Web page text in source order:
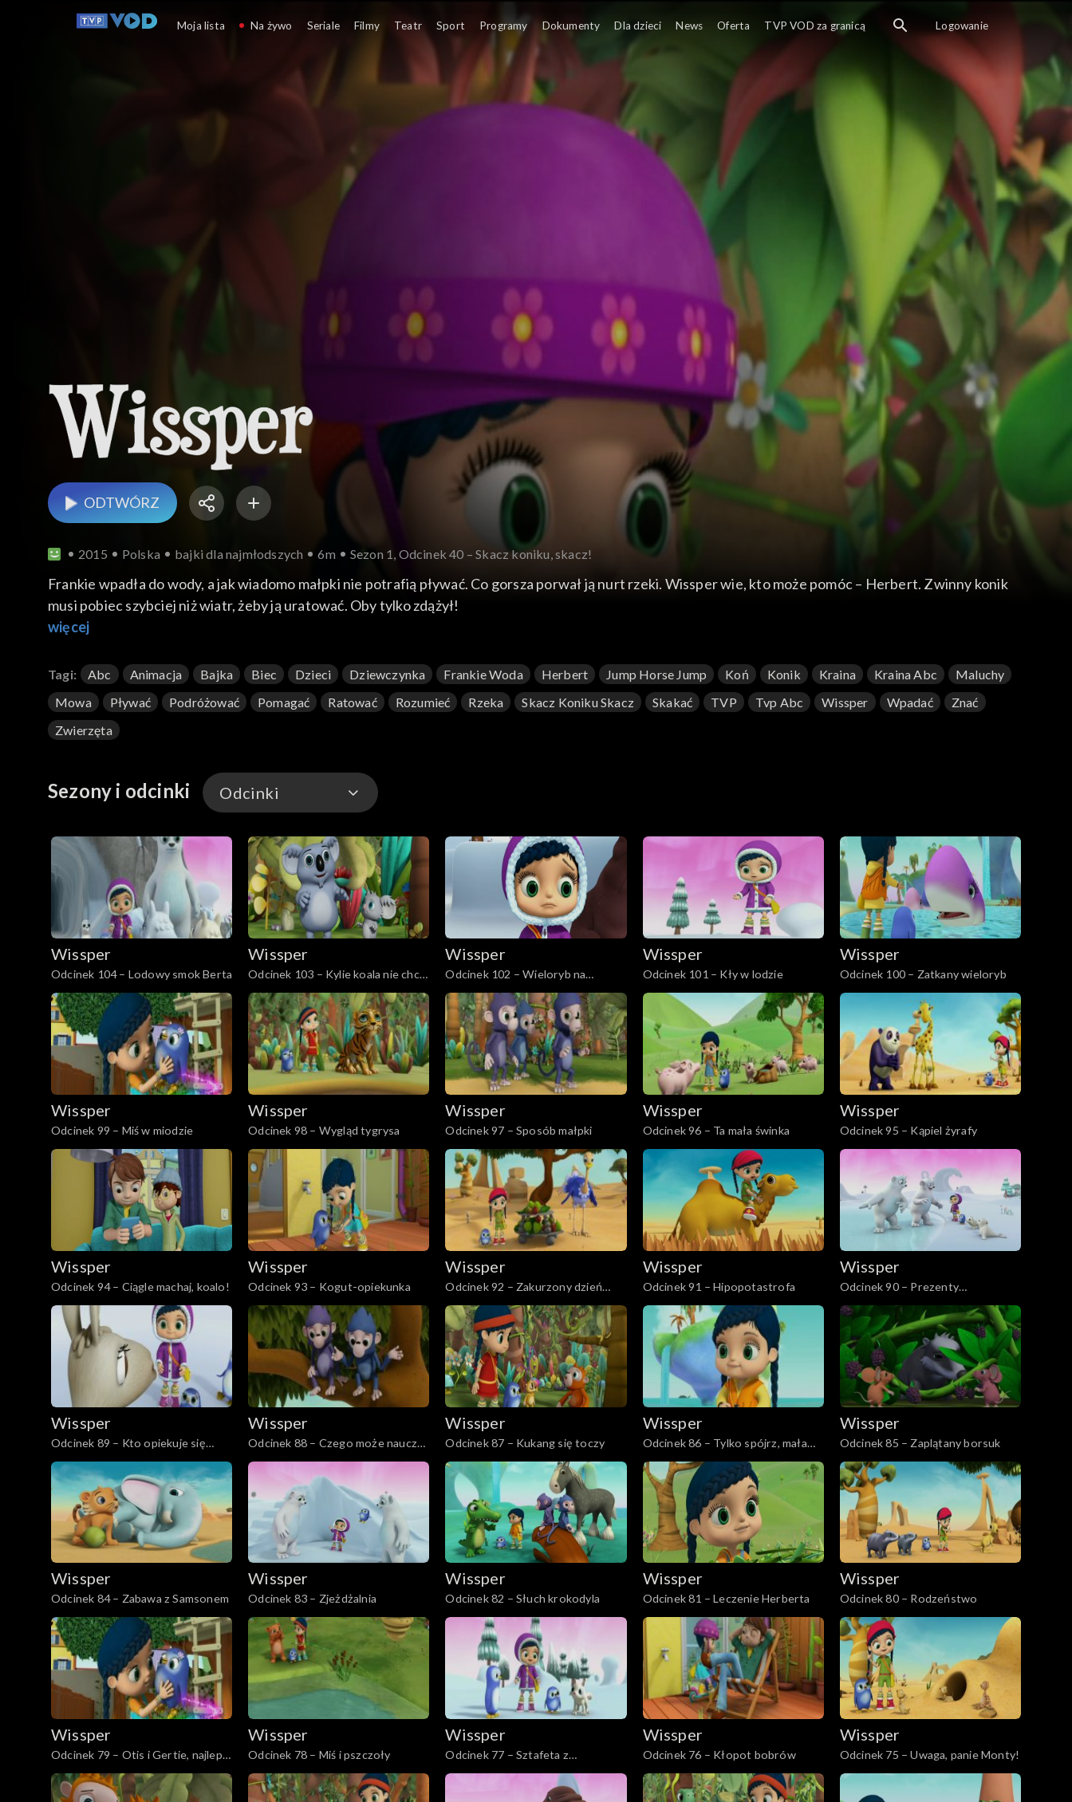
Wissper
ODTWÓRZ
2015 Polska bajki dla najmłodszych 6m Sezon 1, Odcinek 40 – Skacz koniku, skacz!
Frankie wpadła do wody, a jak wiadomo małpki nie potrafią pływać. Co gorsza porwał ją nurt rzeki. Wissper wie, kto może pomóc – Herbert. Zwinny konik
musi pobiec szybciej niż wiatr, żeby ją uratować. Oby tylko zdążył!
więcej
Tagi: Abc Animacja Bajka Biec Dzieci Dziewczynka Frankie Woda Herbert Jump Horse Jump Koń Konik Kraina Kraina Abc
Maluchy
Mowa
Pływać Podróżować Pomagać Ratować Rozumieć Rzeka Skacz Koniku Skacz Skakać TVP Tvp Abc Wissper Wpadać
Znać
Zwierzęta
Sezony i odcinki Odcinki
Odcinki
Wissper
Odcinek 104 – Lodowy smok Berta
Wissper
Odcinek 103 – Kylie koala nie chce
jeść
Wissper
Odcinek 102 – Wieloryb na
mieliźnie
Wissper
Odcinek 101 – Kły w lodzie
Wissper
Odcinek 100 – Zatkany wieloryb
Wissper
Odcinek 99 – Miś w miodzie
Wissper
Odcinek 98 – Wygląd tygrysa
Wissper
Odcinek 97 – Sposób małpki
Wissper
Odcinek 96 – Ta mała świnka
Wissper
Odcinek 95 – Kąpiel żyrafy
Wissper
Odcinek 94 – Ciągle machaj, koalo!
Wissper
Odcinek 93 – Kogut-opiekunka
Wissper
Odcinek 92 – Zakurzony dzień
Monty'ego
Wissper
Odcinek 91 – Hipopotastrofa
Wissper
Odcinek 90 – Prezenty
urodzinowy
Wissper
Odcinek 89 – Kto opiekuje się
jajem?
Wissper
Odcinek 88 – Czego może nauczyć
żółw?
Wissper
Odcinek 87 – Kukang się toczy
Wissper
Odcinek 86 – Tylko spójrz, mała
Peggy
Wissper
Odcinek 85 – Zaplątany borsuk
Wissper
Odcinek 84 – Zabawa z Samsonem
Wissper
Odcinek 83 – Zjeżdżalnia
Wissper
Odcinek 82 – Słuch krokodyla
Wissper
Odcinek 81 – Leczenie Herberta
Wissper
Odcinek 80 – Rodzeństwo
Wissper
Odcinek 79 – Otis i Gertie, najlepsi
przyjaciele na zawsze
Wissper
Odcinek 78 – Miś i pszczoły
Wissper
Odcinek 77 – Sztafeta z
wielorybem
Wissper
Odcinek 76 – Kłopot bobrów
Wissper
Odcinek 75 – Uwaga, panie Monty!
Moja lista Na żywo Seriale Filmy Teatr Sport Programy Dokumenty Dla dzieci News Oferta TVP VOD za granicą Logowanie